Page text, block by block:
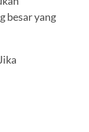
besar yang